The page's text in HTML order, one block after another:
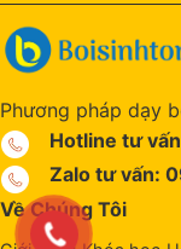
Phương pháp dạy
Hotline tư
Zalo tư vấn:
Về Chúng Tôi